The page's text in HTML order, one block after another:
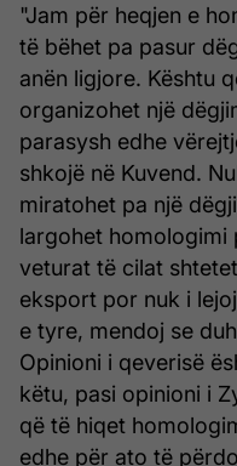
"Jam për heqjen e
të bëhet pa pasur
anën ligjore. Kështu
organizohet një
parasysh edhe
shkojë në Kuvend.
miratohet pa një
largohet homologimi
veturat të cilat
eksport por nuk i
e tyre, mendoj se
Opinioni i qeverisë
këtu, pasi opinioni i
që të hiqet
edhe për ato të